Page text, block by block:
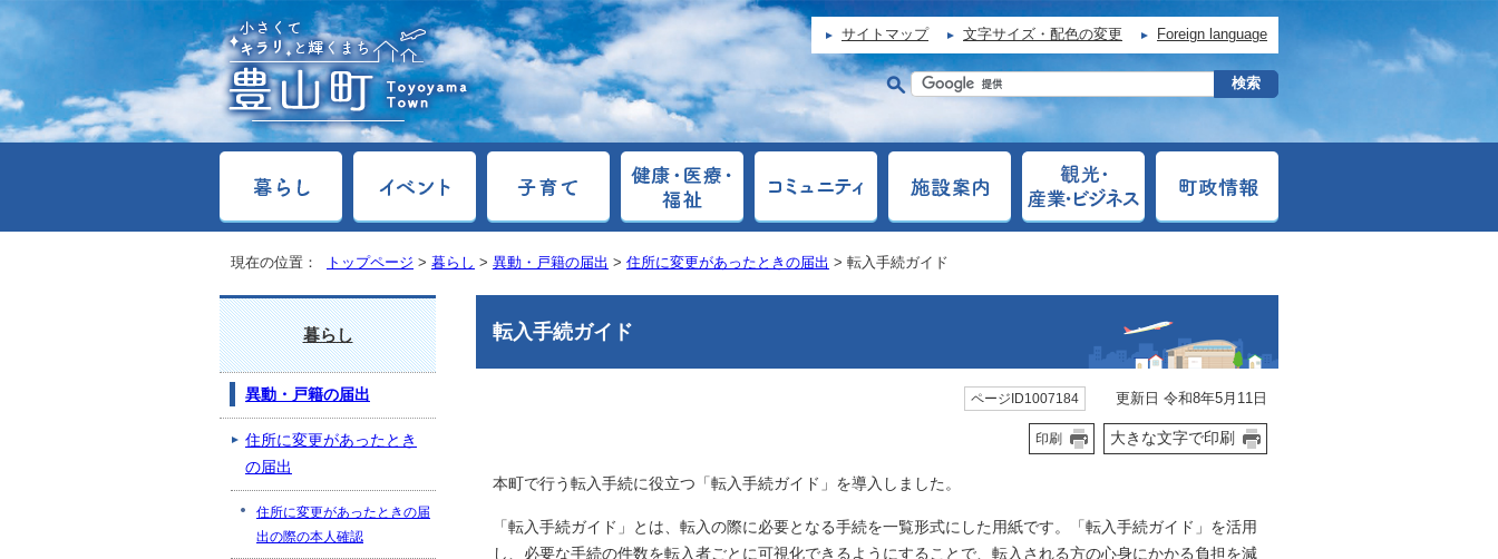
サイトマップ 文字サイズ・配色の変更 Foreign language
現在の位置： トップページ > 暮らし > 異動・戸籍の届出 > 住所に変更があったときの届出 > 転入手続ガイド
転入手続ガイド
ページID1007184 更新日 令和8年5月11日
印刷 大きな文字で印刷
本町で行う転入手続に役立つ「転入手続ガイド」を導入しました。
「転入手続ガイド」とは、転入の際に必要となる手続を一覧形式にした用紙です。「転入手続ガイド」を活用
し、必要な手続の件数を転入者ごとに可視化できるようにすることで、転入される方の心身にかかる負担を減
暮らし
異動・戸籍の届出
住所に変更があったとき
の届出
住所に変更があったときの届
出の際の本人確認